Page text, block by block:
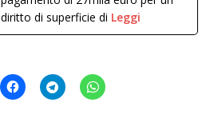
diritto di superficie di Leggi